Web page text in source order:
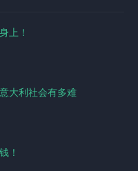
上！
大利社会有多难
！